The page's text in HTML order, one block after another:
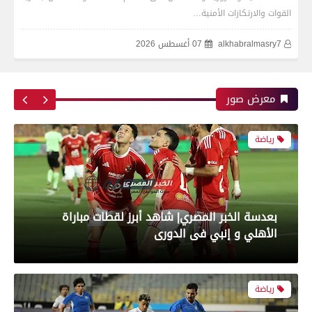
القوات والارتكازات الأمنية…
alkhabralmasry7
07 أغسطس 2026
معرض صور
بعدسة الخبر المصري| شاهد أبرز لقطات مباراة زد و
بيراميدز فى نهائى كأس مصر
رياضة
بعدسة الخبر المصري| شاهد أبرز لقطات مباراة
الأهلي و إنبي فى الدورى
رياضة